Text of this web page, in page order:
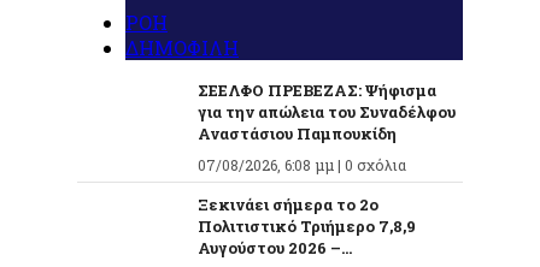
ΡΟΗ
ΔΗΜΟΦΙΛΗ
ΣΕΕΛΦΟ ΠΡΕΒΕΖΑΣ: Ψήφισμα
για την απώλεια του Συναδέλφου
Αναστάσιου Παμπουκίδη
07/08/2026, 6:08 μμ | 0 σχόλια
Ξεκινάει σήμερα το 2ο
Πολιτιστικό Τριήμερο 7,8,9
Αυγούστου 2026 –...